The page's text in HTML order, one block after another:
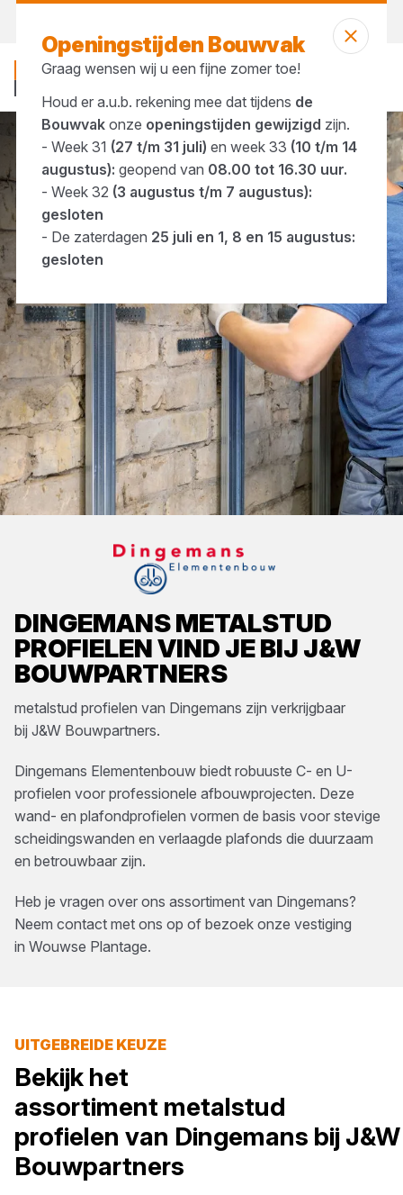
DINGEMANSMETALSTUD
PROFIELENVIND JE BIJ J&W
BOUWPARTNERS
metalstud profielen van Dingemans zijn verkrijgbaar
bij J&W Bouwpartners.
Dingemans Elementenbouw biedt robuuste C- en U-
profielen voor professionele afbouwprojecten. Deze
wand- en plafondprofielen vormen de basis voor stevige
scheidingswanden en verlaagde plafonds die duurzaam
en betrouwbaar zijn.
Heb je vragen over ons assortiment van Dingemans?
Neem contact met ons op of bezoek onze vestiging
in Wouwse Plantage.
Merken Dingemans
UITGEBREIDE KEUZE
Bekijk het
assortiment metalstud
profielen van Dingemans bij J&W
Bouwpartners
Openingstijden Bouwvak
Graag wensen wij u een fijne zomer toe!
Houd er a.u.b. rekening mee dat tijdens de
Bouwvakonze openingstijden gewijzigd zijn.
- Week 31 (27 t/m 31 juli) en week 33 (10 t/m 14
augustus): geopend van 08.00 tot 16.30 uur.
- Week 32 (3 augustus t/m 7 augustus):
gesloten
- De zaterdagen 25 juli en 1, 8 en 15 augustus:
gesloten